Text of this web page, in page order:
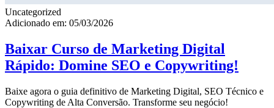
Uncategorized
Adicionado em: 05/03/2026
Baixar Curso de Marketing Digital
Rápido: Domine SEO e Copywriting!
Baixe agora o guia definitivo de Marketing Digital, SEO Técnico e
Copywriting de Alta Conversão. Transforme seu negócio!